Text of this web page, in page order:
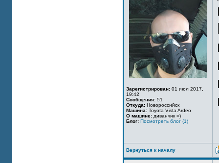
Зарегистрирован: 01 июл 2017,
19:42
Сообщения: 51
Откуда: Новороссийск
Машина: Toyota Vista Ardeo
О машине: диванчик =)
Блог: Посмотреть блог (1)
Вернуться к началу